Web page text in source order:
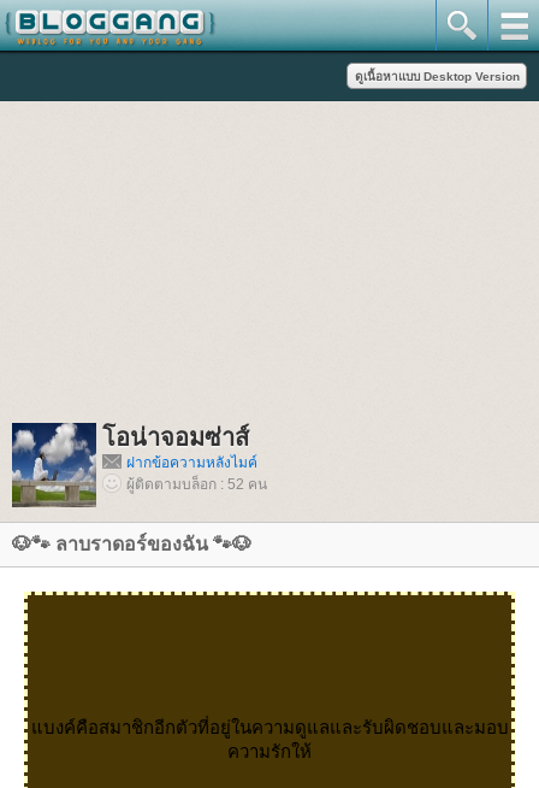
อน่าจอมซ่าส์
ฝากข้อความหลังไมค์
ผู้ติดตามบล็อก : 52 คน
🐶🐾 ลาบราดอร์ของฉัน 🐾🐶
บงค์คือสมาชิกอีกตัวที่อยู่ในความดูแลและรับผิดชอบและมอบ
ความรักให้